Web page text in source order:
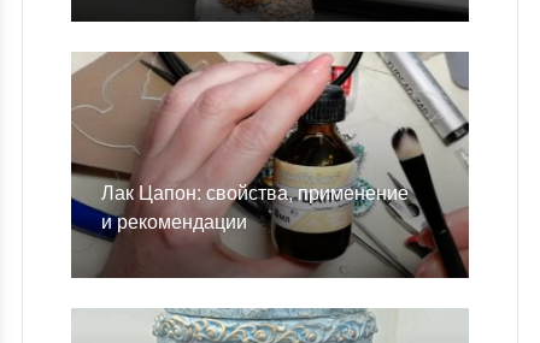
Лак Цапон: свойства, применение
и рекомендации